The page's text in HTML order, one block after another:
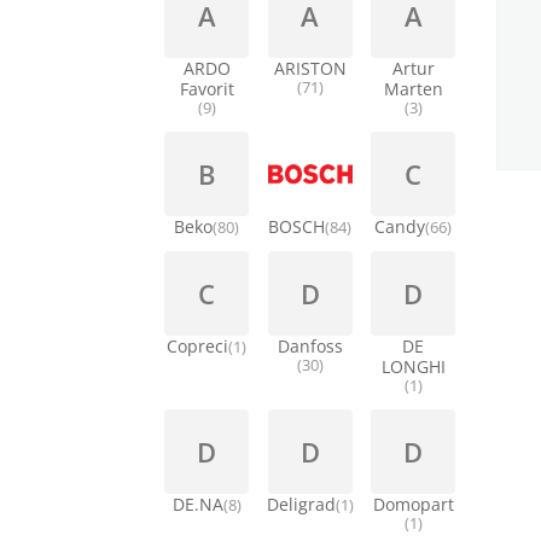
A
ARDO
Favorit
(9)
A
ARISTON
(71)
A
Artur
Marten
(3)
B
Beko(80) BOSCH(84)
C
Candy(66)
C
Copreci(1)
D
Danfoss
(30)
D
DE
LONGHI
(1)
D
DE.NA(8)
D
Deligrad(1)
D
Domopart
(1)